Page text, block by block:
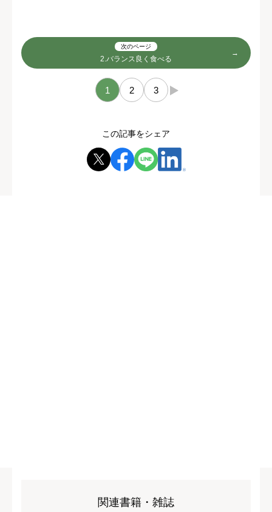
次のページ
2.バランス良く食べる
1 2 3 →
この記事をシェア
関連書籍・雑誌